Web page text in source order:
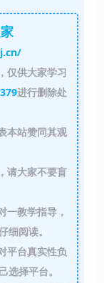
仅供大家学习
进行删除处
本站赞同其观
请大家不要盲
一教学指导，
细阅读。
平台真实性负
选择平台。